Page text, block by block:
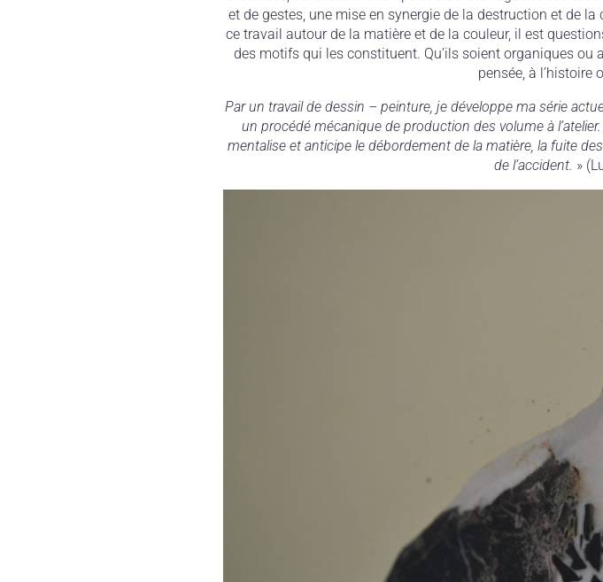
et de gestes, une mise en synergie de la destruction et de
ce travail autour de la matière et de la couleur, il est
des motifs qui les constituent. Qu’ils soient organiques ou
pensée, à l’histoire
Par un travail de dessin – peinture, je développe ma série
un procédé mécanique de production des volume à
mentalise et anticipe le débordement de la matière, la fuite
de l’accident. »